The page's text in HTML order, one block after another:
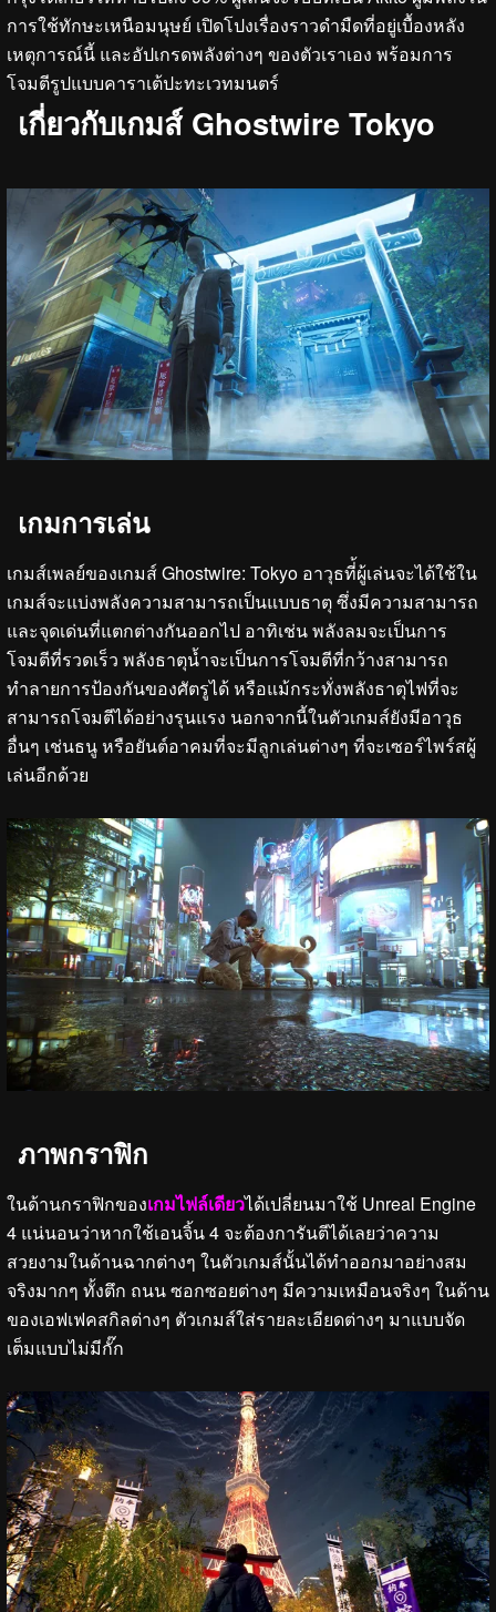
การใช้ทักษะเหนือมนุษย์ เปิดโปงเรื่องราวดำมืดที่อยู่เบื้องหลัง
เหตุการณ์นี้ และอัปเกรดพลังต่างๆ ของตัวเราเอง พร้อมการ
โจมตีรูปแบบคาราเต้ปะทะเวทมนตร์
เกี่ยวกับเกมส์ Ghostwire Tokyo
เกมการเล่น
เกมส์เพลย์ของเกมส์ Ghostwire: Tokyo อาวุธที่้ผู้เล่นจะได้ใช้ใน
เกมส์จะแบ่งพลังความสามารถเป็นแบบธาตุ ซึ่งมีความสามารถ
และจุดเด่นที่แตกต่างกันออกไป อาทิเช่น พลังลมจะเป็นการ
โจมตีที่รวดเร็ว พลังธาตุน้ำจะเป็นการโจมตีที่กว้างสามารถ
ทำลายการป้องกันของศัตรูได้ หรือแม้กระทั่งพลังธาตุไฟที่จะ
สามารถโจมตีได้อย่างรุนแรง นอกจากนี้ในตัวเกมส์ยังมีอาวุธ
อื่นๆ เช่นธนู หรือยันต์อาคมที่จะมีลูกเล่นต่างๆ ที่จะเซอร์ไพร์สผู้
เล่นอีกด้วย
ภาพกราฟิก
ในด้านกราฟิกของเกมไฟล์เดียวได้เปลี่ยนมาใช้ Unreal Engine
4 แน่นอนว่าหากใช้เอนจิ้น 4 จะต้องการันตีได้เลยว่าความ
สวยงามในด้านฉากต่างๆ ในตัวเกมส์นั้นได้ทำออกมาอย่างสม
จริงมากๆ ทั้งตึก ถนน ซอกซอยต่างๆ มีความเหมือนจริงๆ ในด้าน
ของเอฟเฟคสกิลต่างๆ ตัวเกมส์ใส่รายละเอียดต่างๆ มาแบบจัด
เต็มแบบไม่มีกั๊ก